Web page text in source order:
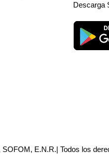
Descarga
E.N.R.| Todos los